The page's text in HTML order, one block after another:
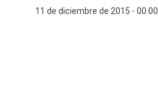
11 de diciembre de 2015 - 00:00